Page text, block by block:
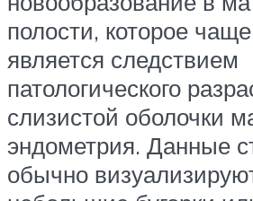
полости, которое
является следствием
патологического
слизистой оболочки
эндометрия. Данные
обычно